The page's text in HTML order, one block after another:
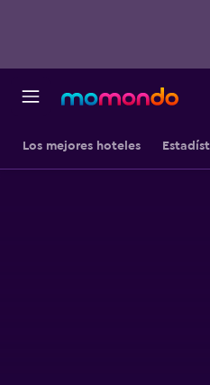
Los mejores hoteles